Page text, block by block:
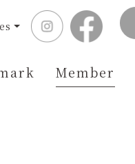
Member